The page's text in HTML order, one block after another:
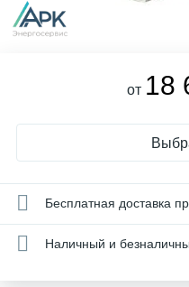
от 18
Бесплатная доставка
Наличный и